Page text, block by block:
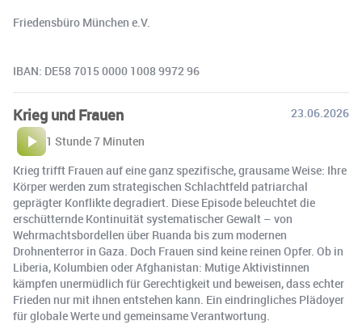
Friedensbüro München e.V.
IBAN: DE58 7015 0000 1008 9972 96
Krieg und Frauen
23.06.2026
1 Stunde 7 Minuten
Krieg trifft Frauen auf eine ganz spezifische, grausame Weise: Ihre
Körper werden zum strategischen Schlachtfeld patriarchal
geprägter Konflikte degradiert. Diese Episode beleuchtet die
erschütternde Kontinuität systematischer Gewalt – von
Wehrmachtsbordellen über Ruanda bis zum modernen
Drohnenterror in Gaza. Doch Frauen sind keine reinen Opfer. Ob in
Liberia, Kolumbien oder Afghanistan: Mutige Aktivistinnen
kämpfen unermüdlich für Gerechtigkeit und beweisen, dass echter
Frieden nur mit ihnen entstehen kann. Ein eindringliches Plädoyer
für globale Werte und gemeinsame Verantwortung.